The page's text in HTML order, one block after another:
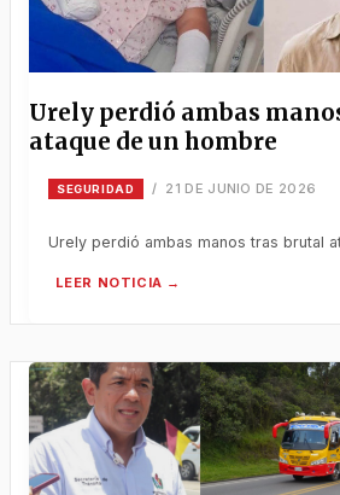
Urely perdió ambas
ataque de un hombre
SEGURIDAD / 21 DE JUNIO DE 2026
Urely perdió ambas manos tras brutal